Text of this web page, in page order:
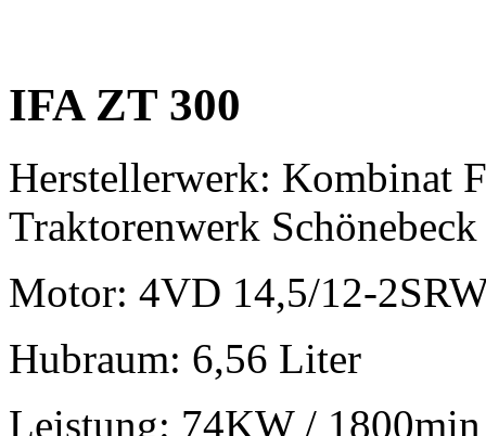
IFA ZT 300
Herstellerwerk: Kombinat
Traktorenwerk Schönebeck
Motor: 4VD 14,5/12-
Hubraum: 6,56 Liter
Leistung: 74KW / 1800min